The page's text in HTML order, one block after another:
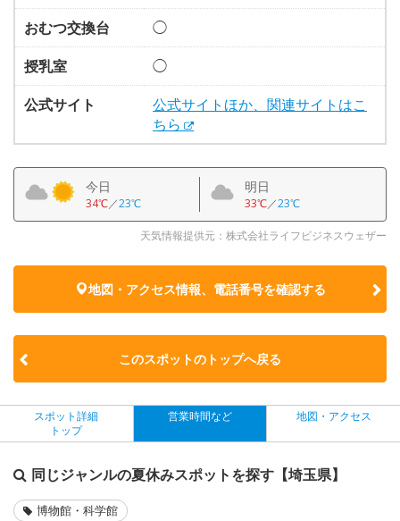
おむつ交換台
◯
授乳室
◯
公式サイト
公式サイトほか、関連サイトはこ
ちら
今日
34℃／23℃
明日
33℃／23℃
天気情報提供元：株式会社ライフビジネスウェザー
地図・アクセス情報、電話番号を確認する
このスポットのトップへ戻る
スポット詳細
トップ
営業時間など 地図・アクセス
同じジャンルの夏休みスポットを探す【埼玉県】
博物館・科学館